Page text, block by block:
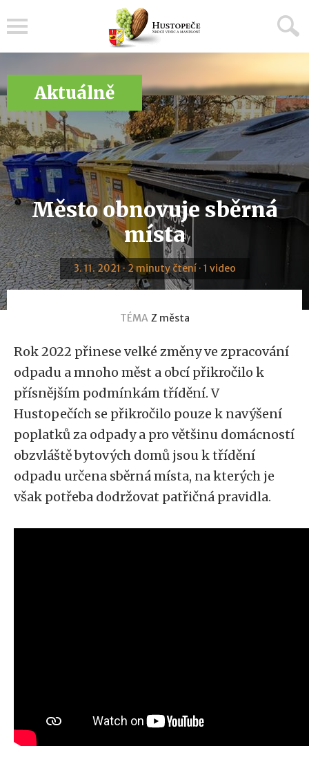
Aktuálně
Město obnovuje sběrná
místa
3. 11. 2021 · 2 minuty čtení · 1 video
TÉMA Z města
Rok 2022 přinese velké změny ve zpracování
odpadu a mnoho měst a obcí přikročilo k
přísnějším podmínkám třídění. V
Hustopečích se přikročilo pouze k navýšení
poplatků za odpady a pro většinu domácností
obzvláště bytových domů jsou k třídění
odpadu určena sběrná místa, na kterých je
však potřeba dodržovat patřičná pravidla.